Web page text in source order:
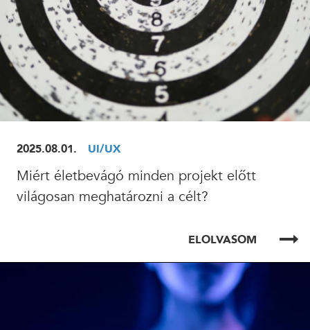
2025.08.01. UI/UX
Miért életbevágó minden projekt előtt
világosan meghatározni a célt?
ELOLVASOM